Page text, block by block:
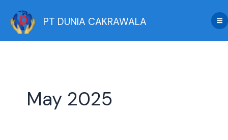
content
PT DUNIA CAKRAWALA
May 2025